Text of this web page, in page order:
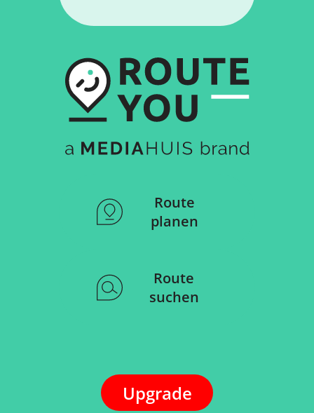
Route
planen
Route
suchen
Upgrade